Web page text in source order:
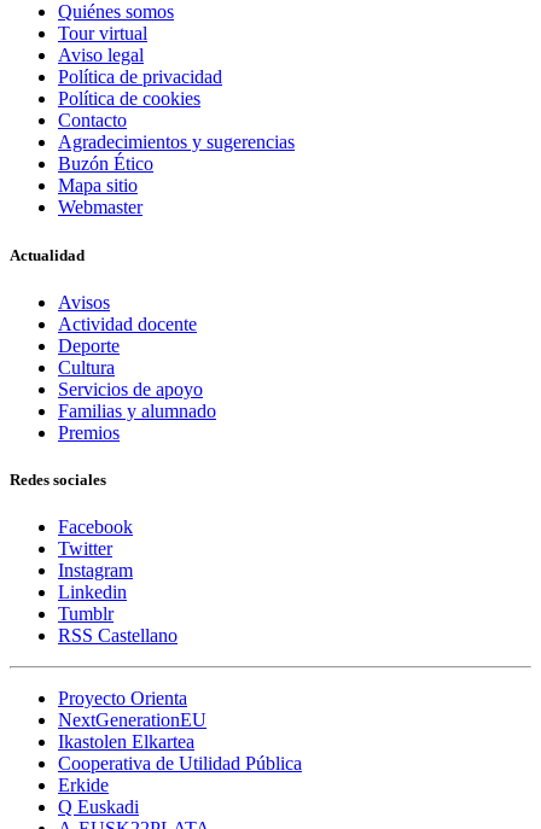
Quiénes somos
Tour virtual
Aviso legal
Política de privacidad
Política de cookies
Contacto
Agradecimientos y sugerencias
Buzón Ético
Mapa sitio
Webmaster
Actualidad
Avisos
Actividad docente
Deporte
Cultura
Servicios de apoyo
Familias y alumnado
Premios
Redes sociales
Facebook
Twitter
Instagram
Linkedin
Tumblr
RSS Castellano
Proyecto Orienta
NextGenerationEU
Ikastolen Elkartea
Cooperativa de Utilidad Pública
Erkide
Q Euskadi